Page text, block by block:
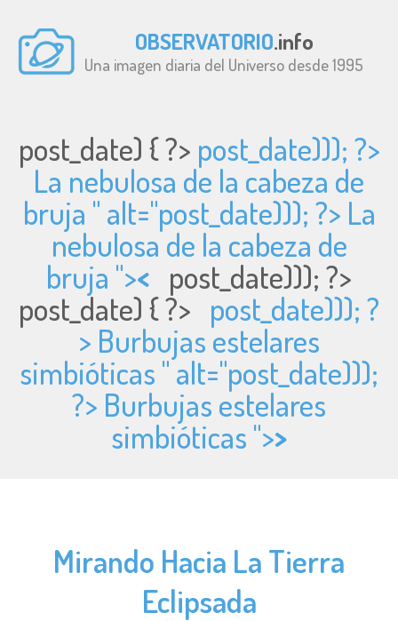
OBSERVATORIO.info
Una imagen diaria del Universo desde 1995
post_date) { ?> post_date))); ?>
La nebulosa de la cabeza de
bruja " alt="post_date))); ?> La
nebulosa de la cabeza de
bruja ">< post_date))); ?>
post_date) { ?> post_date))); ?
> Burbujas estelares
simbióticas " alt="post_date)));
?> Burbujas estelares
simbióticas ">>
Mirando Hacia La Tierra
Eclipsada